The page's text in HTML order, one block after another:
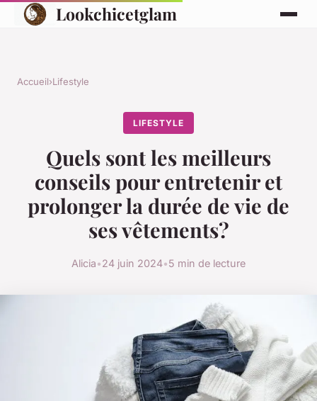
Lookchicetglam
Accueil›Lifestyle
LIFESTYLE
Quels sont les meilleurs
conseils pour entretenir et
prolonger la durée de vie de
ses vêtements?
Alicia•24 juin 2024•5 min de lecture